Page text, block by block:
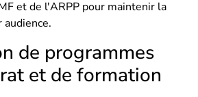
et de l'ARPP pour maintenir la
audience.
de programmes
et de formation